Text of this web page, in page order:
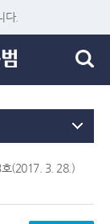
다.
(2017. 3. 28.)